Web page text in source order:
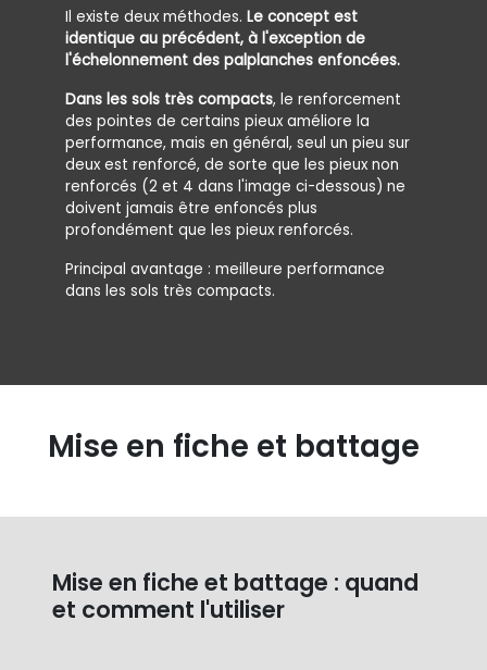
Il existe deux méthodes. Le concept est
identique au précédent, à l'exception de
l'échelonnement des palplanches enfoncées.
Dans les sols très compacts, le renforcement
des pointes de certains pieux améliore la
performance, mais en général, seul un pieu sur
deux est renforcé, de sorte que les pieux non
renforcés (2 et 4 dans l'image ci-dessous) ne
doivent jamais être enfoncés plus
profondément que les pieux renforcés.
Principal avantage : meilleure performance
dans les sols très compacts.
Mise en fiche et battage
Mise en fiche et battage : quand
et comment l'utiliser